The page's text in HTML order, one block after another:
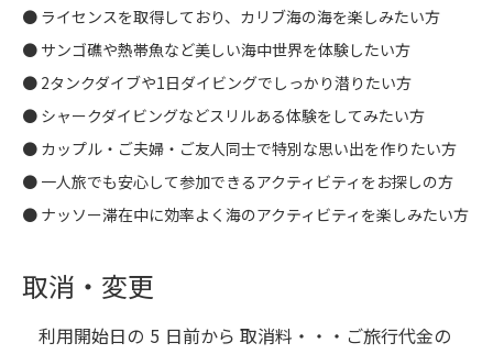
● ライセンスを取得しており、カリブ海の海を楽しみたい方
● サンゴ礁や熱帯魚など美しい海中世界を体験したい方
● 2タンクダイブや1日ダイビングでしっかり潜りたい方
● シャークダイビングなどスリルある体験をしてみたい方
● カップル・ご夫婦・ご友人同士で特別な思い出を作りたい方
● 一人旅でも安心して参加できるアクティビティをお探しの方
● ナッソー滞在中に効率よく海のアクティビティを楽しみたい方
取消・変更
利用開始日の 5 日前から 取消料・・・ ご旅行代金の